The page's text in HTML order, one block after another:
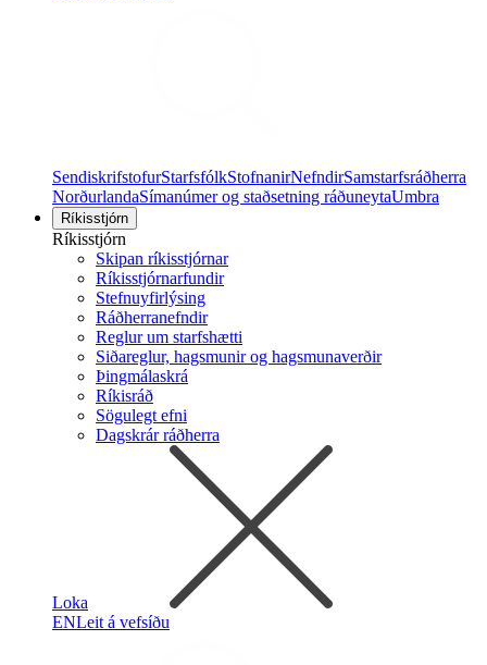
SendiskrifstofurStarfsfólkStofnanirNefndirSamstarfsráðherra
NorðurlandaSímanúmer og staðsetning ráðuneytaUmbra
Ríkisstjórn
Ríkisstjórn
Skipan ríkisstjórnar
Ríkisstjórnarfundir
Stefnuyfirlýsing
Ráðherranefndir
Reglur um starfshætti
Siðareglur, hagsmunir og hagsmunaverðir
Þingmálaskrá
Ríkisráð
Sögulegt efni
Dagskrár ráðherra
Loka
ENLeit á vefsíðu